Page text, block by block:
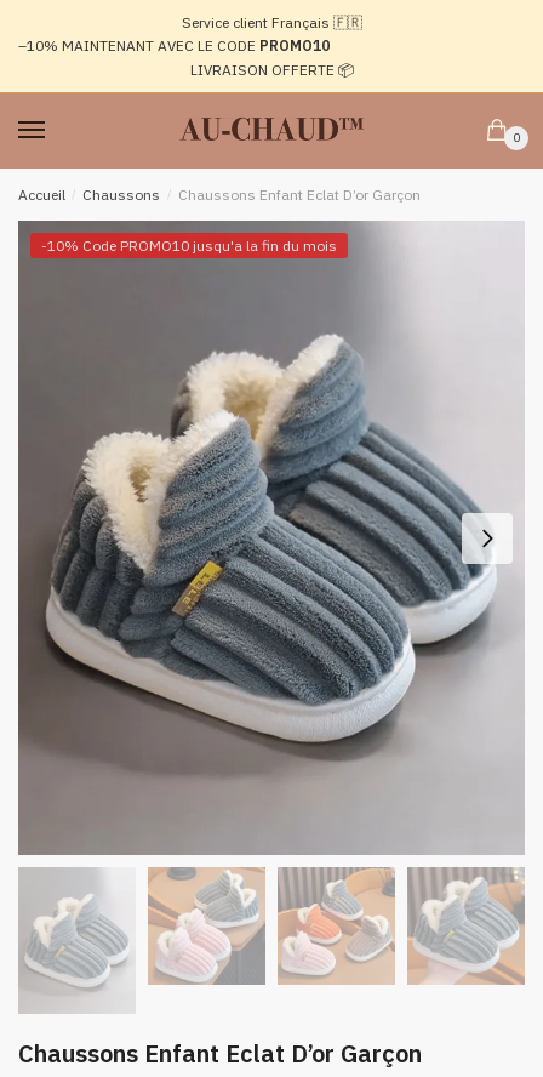
navigation
Service client Français 🇫🇷
–10% MAINTENANT AVEC LE CODE PROMO10
LIVRAISON OFFERTE 📦
0
Accueil / Chaussons / Chaussons Enfant Eclat D’or Garçon
-10% Code PROMO10 jusqu'a la fin du mois
Chaussons Enfant Eclat D’or Garçon